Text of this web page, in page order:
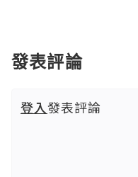
發表評論
登入發表評論